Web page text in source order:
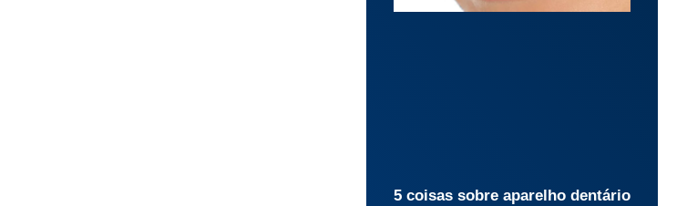
5 coisas sobre aparelho dentário